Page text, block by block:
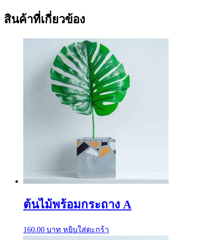
สินค้าที่เกี่ยวข้อง
ต้นไม้พร้อมกระถาง A
160.00 บาท หยิบใส่ตะกร้า